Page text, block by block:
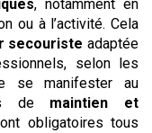
, notamment en
ou à l’activité. Cela
secouriste adaptée
selon les
se manifester au
de maintien et
obligatoires tous